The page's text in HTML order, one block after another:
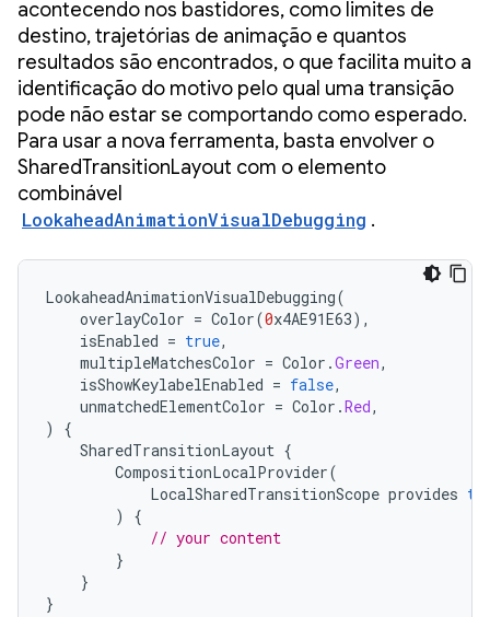
acontecendo nos bastidores, como limites de
destino, trajetórias de animação e quantos
resultados são encontrados, o que facilita muito a
identificação do motivo pelo qual uma transição
pode não estar se comportando como esperado.
Para usar a nova ferramenta, basta envolver o
SharedTransitionLayout com o elemento
combinável
LookaheadAnimationVisualDebugging .
LookaheadAnimationVisualDebugging(
overlayColor = Color(0x4AE91E63),
isEnabled = true,
multipleMatchesColor = Color .Green,
isShowKeylabelEnabled = false,
unmatchedElementColor = Color .Red,
)
{
SharedTransitionLayout {
CompositionLocalProvider(
LocalSharedTransitionScope provides
)
{
// your content
}
}
}